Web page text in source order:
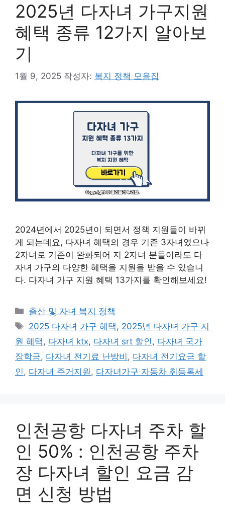
2025년 다자녀 가구지원
혜택 종류 12가지 알아보
기
1월 9, 2025 작성자: 복지 정책 모음집
2024년에서 2025년이 되면서 정책 지원들이 바뀌
게 되는데요, 다자녀 혜택의 경우 기존 3자녀였으나
2자녀로 기준이 완화되어 지 2자녀 분들이라도 다
자녀 가구의 다양한 혜택을 지원을 받을 수 있습니
다. 다자녀 가구 지원 혜택 13가지를 확인해보세요!
카
테
리
출산 및 자녀 복지 정책
태
그
2025 다자녀 가구 혜택, 2025년 다자녀 가구 지
원 혜택, 다자녀 ktx, 다자녀 srt 할인, 다자녀 국가
장학금, 다자녀 전기료 난방비 , 다자녀 전기요금 할
인, 다자녀 주거지원, 다자녀가구 자동차 취등록세
인천공항 다자녀 주차 할
인 50% : 인천공항 주차
장 다자녀 할인 요금 감
면 신청 방법